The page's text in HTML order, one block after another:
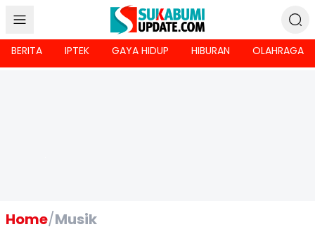
BERITA IPTEK GAYA HIDUP HIBURAN OLAHRAGA
Home/Musik